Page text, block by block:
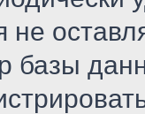
не
базы